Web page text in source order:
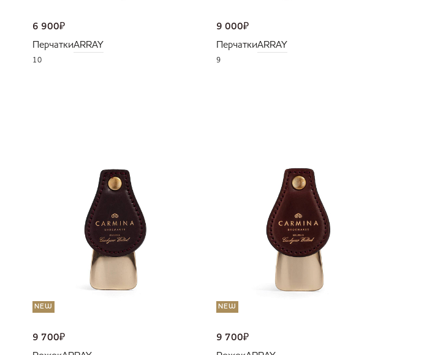
6 900₽
ПерчаткиARRAY
10
9 000₽
ПерчаткиARRAY
9
NEW
9 700₽
NEW
9 700₽